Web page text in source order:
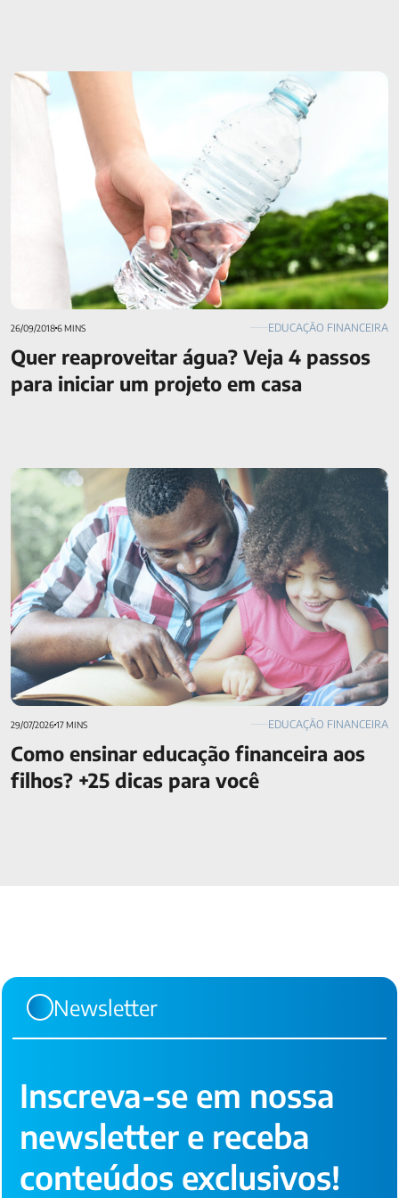
Quer reaproveitar água? Veja 4 passos para iniciar um
projeto em casa
26/09/20186 MINS EDUCAÇÃO FINANCEIRA
Quer reaproveitar água? Veja 4 passos
para iniciar um projeto em casa
Como ensinar educação financeira aos filhos? +25 dicas para
você
29/07/202617 MINS EDUCAÇÃO FINANCEIRA
Como ensinar educação financeira aos
filhos? +25 dicas para você
Newsletter
Inscreva-se em nossa
newsletter e receba
conteúdos exclusivos!